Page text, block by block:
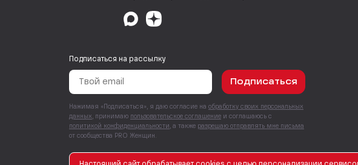
Подписаться на рассылку
Подписаться
Нажимая «Подписаться», я даю согласие на обработку своих персональных
данных , принимаю пользовательское соглашение и соглашаюсь с
политикой конфиденциальности , а также разрешаю отправлять мне письма
от сообщества PRO Женщин.